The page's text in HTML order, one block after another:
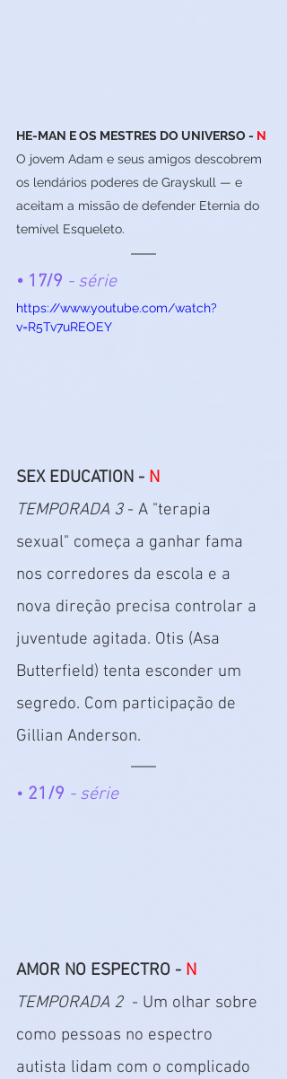
HE-MAN E OS MESTRES DO UNIVERSO - N
O jovem Adam e seus amigos descobrem
os lendários poderes de Grayskull — e
aceitam a missão de defender Eternia do
temível Esqueleto.
• 17/9 - série
https://www.youtube.com/watch?
v=R5Tv7uREOEY
SEX EDUCATION - N
TEMPORADA 3 - A "terapia
sexual" começa a ganhar fama
nos corredores da escola e a
nova direção precisa controlar a
juventude agitada. Otis (Asa
Butterfield) tenta esconder um
segredo. Com participação de
Gillian Anderson.
• 21/9 - série
AMOR NO ESPECTRO - N
TEMPORADA 2
  - Um olhar sobre
como pessoas no espectro
autista lidam com o complicado